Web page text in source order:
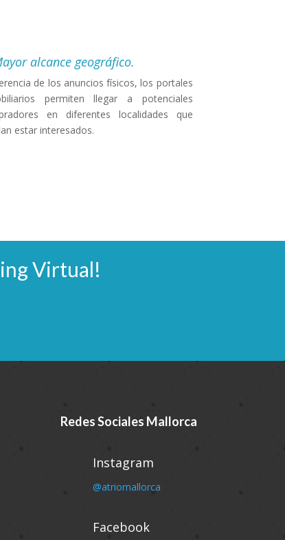
alcance geográfico.
de los anuncios físicos, los portales
permiten llegar a potenciales
en diferentes localidades que
estar interesados.
Virtual!
Redes Sociales Mallorca
Instagram
@atriomallorca
Facebook